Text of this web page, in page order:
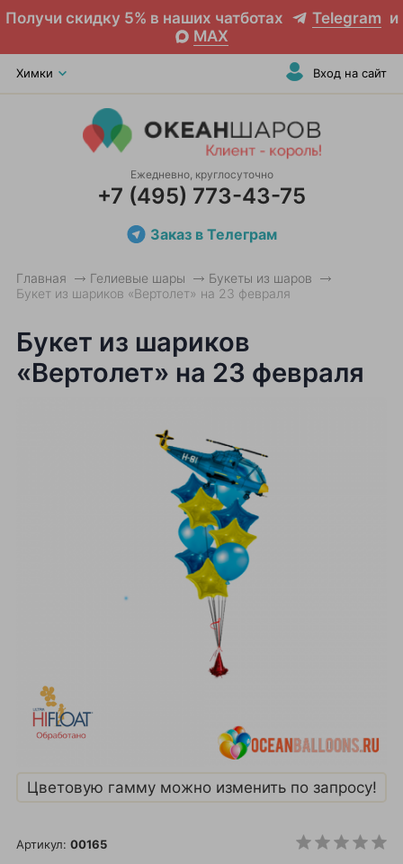
Получи скидку 5% в наших чатботах Telegram и
MAX
Химки Вход на сайт
Ежедневно, круглосуточно
+7 (495) 773-43-75
Заказ в Телеграм
Главная Гелиевые шары
Букеты из шаров
Букет из шариков «Вертолет» на 23 февраля
Букет из шариков
«Вертолет» на 23 февраля
Цветовую гамму можно изменить по запросу!
Артикул: 00165